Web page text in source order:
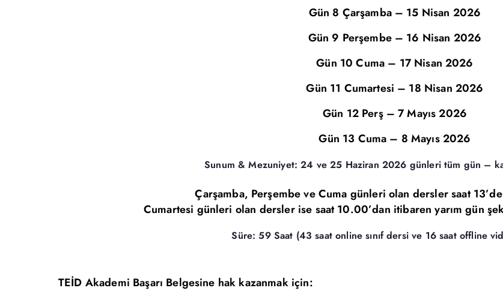
Gün 8 Çarşamba – 15 Nisan 2026
Gün 9 Perşembe – 16 Nisan 2026
Gün 10 Cuma – 17 Nisan 2026
Gün 11 Cumartesi – 18 Nisan 2026
Gün 12 Perş – 7 Mayıs 2026
Gün 13 Cuma – 8 Mayıs 2026
Sunum & Mezuniyet: 24 ve 25 Haziran 2026 günleri tüm gün –
Çarşamba, Perşembe ve Cuma günleri olan dersler saat
Cumartesi günleri olan dersler ise saat 10.00’dan itibaren yarım gün
Süre: 59 Saat (43 saat online sınıf dersi ve 16 saat offline
TEİD Akademi Başarı Belgesine hak kazanmak için: